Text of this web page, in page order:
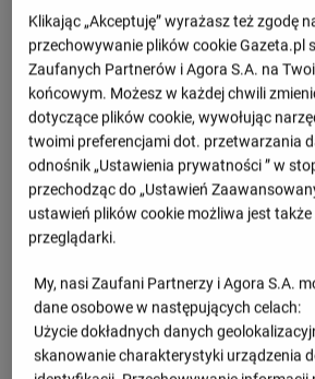
MŚ kobiet, grupa A
1 USA 3
2 Słowenia 3
4 Czechy 3
Klikając „Akceptuję” wyrażasz też zgodę
przechowywanie plików cookie Gazeta.pl
Zaufanych Partnerów i Agora S.A. na
końcowym. Możesz w każdej chwili
dotyczące plików cookie, wywołując
twoimi preferencjami dot. przetwarzania
odnośnik „Ustawienia prywatności ” w
przechodząc do „Ustawień
ustawień plików cookie możliwa jest
przeglądarki.
My, nasi Zaufani Partnerzy i Agora S.A.
dane osobowe w następujących celach:
Użycie dokładnych danych
skanowanie charakterystyki urządzenia